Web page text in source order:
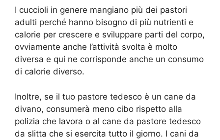
I cuccioli in genere mangiano più dei pastori
adulti perché hanno bisogno di più nutrienti e
calorie per crescere e sviluppare parti del corpo,
ovviamente anche l’attività svolta è molto
diversa e qui ne corrisponde anche un consumo
di calorie diverso.
Inoltre, se il tuo pastore tedesco è un cane da
divano, consumerà meno cibo rispetto alla
polizia che lavora o al cane da pastore tedesco
da slitta che si esercita tutto il giorno. I cani da